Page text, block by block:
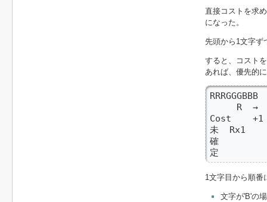
直接コストを求
になった。
先頭から1文字ず
すると、コスト
あれば、優先的
RRRGGGBBB
R  →
Cost
未  Rx1
確
定
1文字目から順番
文字が'B'の